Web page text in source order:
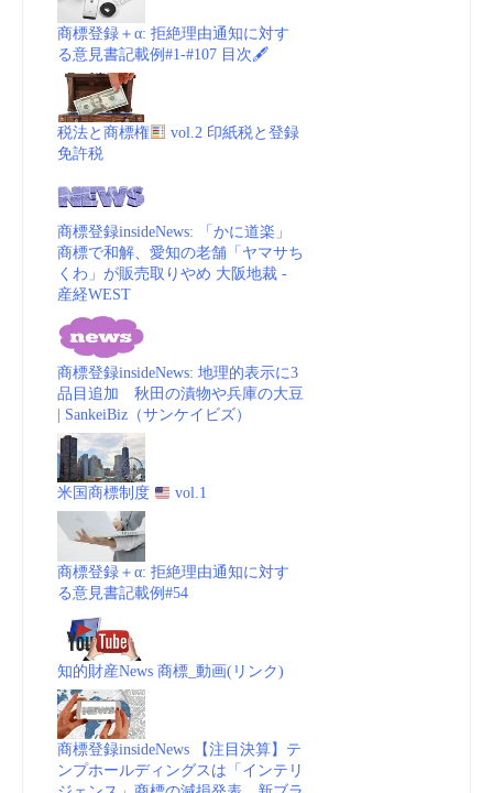
商標登録＋α: 拒絶理由通知に対す
る意見書記載例#1-#107 目次🖋
税法と商標権
vol.2 印紙税と登録
免許税
商標登録insideNews: 「かに道楽」
商標で和解、愛知の老舗「ヤマサち
くわ」が販売取りやめ 大阪地裁 -
産経WEST
商標登録insideNews: 地理的表示に3
品目追加 秋田の漬物や兵庫の大豆
| SankeiBiz（サンケイビズ）
米国商標制度 vol.1
商標登録＋α: 拒絶理由通知に対す
る意見書記載例#54
知的財産News 商標_動画(リンク)
商標登録insideNews 【注目決算】テ
ンプホールディングスは「インテリ